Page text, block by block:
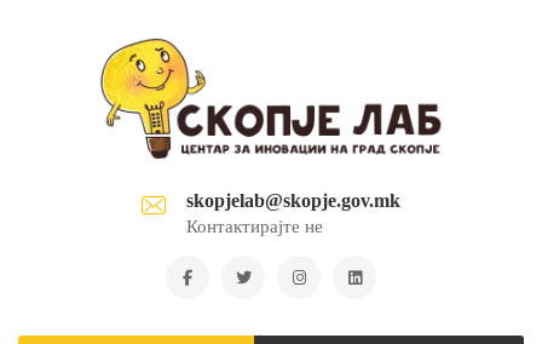
skopjelab@skopje.gov.mk
Контактирајте не